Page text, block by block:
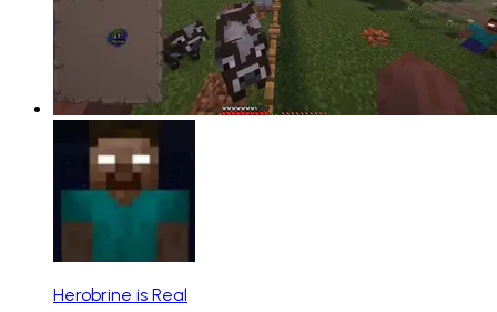
Herobrine is Real